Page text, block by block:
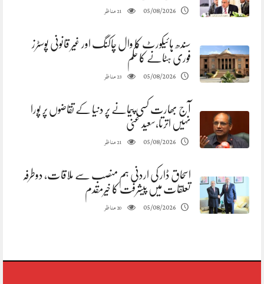
05/08/2026
21مناظر
سندھ ہائیکورٹ کا وال چاکنگ اور غیر قانونی پوسٹرز
فوری ہٹانے کا حکم
05/08/2026
23مناظر
آج بھارت کسی پیمانے پر دنیا کے تقاضوں پر پورا
نہیں اترتا،سعید غنی
05/08/2026
21مناظر
اسحاق ڈار کی اردنی ہم منصب سے ملاقات، دوطرفہ
تعلقات میں پیشرفت کا خیرمقدم
05/08/2026
20مناظر